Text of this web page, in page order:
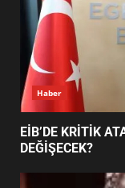
6Haber
EİB’DE KRİTİK
DEĞİŞECEK?